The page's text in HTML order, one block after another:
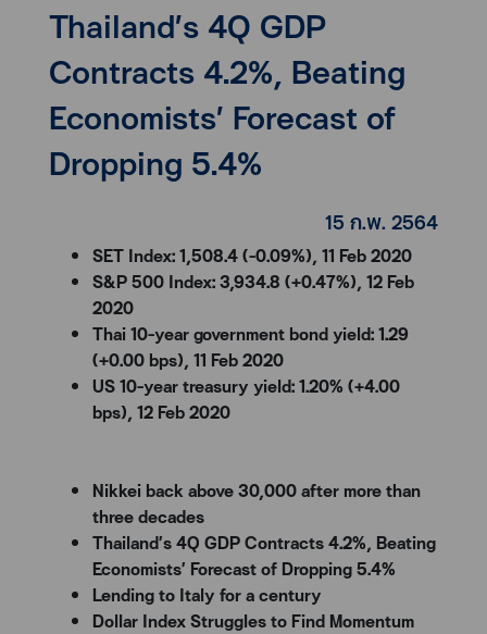
Thailand’s 4Q GDP
Contracts 4.2%, Beating
Economists’ Forecast of
Dropping 5.4%
15 ก.พ. 2564
SET Index: 1,508.4 (-0.09%), 11 Feb 2020
S&P 500 Index: 3,934.8 (+0.47%), 12 Feb
2020
Thai 10-year government bond yield: 1.29
(+0.00 bps), 11 Feb 2020
US 10-year treasury yield: 1.20% (+4.00
bps), 12 Feb 2020
Nikkei back above 30,000 after more than
three decades
Thailand’s 4Q GDP Contracts 4.2%, Beating
Economists’ Forecast of Dropping 5.4%
Lending to Italy for a century
Dollar Index Struggles to Find Momentum